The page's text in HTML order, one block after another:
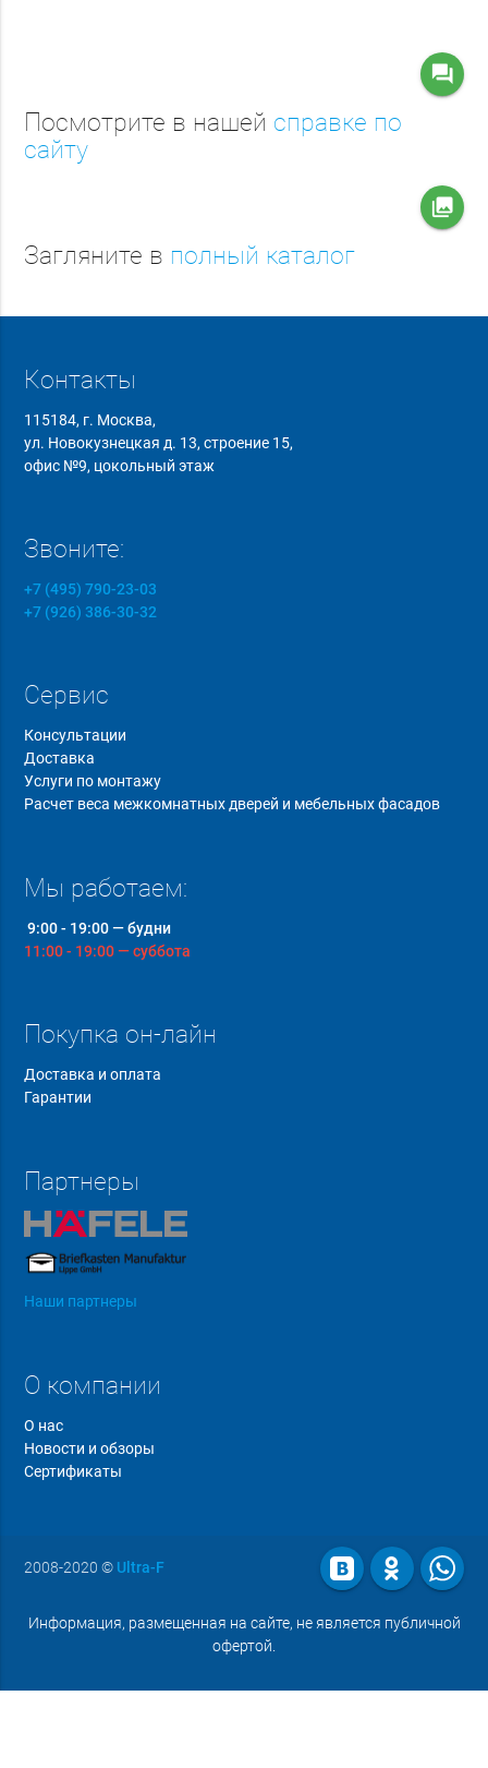
question_answer
Посмотрите в нашей справке по
сайту
collections
Загляните в полный каталог
Контакты
115184, г. Москва,
ул. Новокузнецкая д. 13, строение 15,
офис №9, цокольный этаж
Звоните:
+7 (495) 790-23-03
+7 (926) 386-30-32
Сервис
Консультации
Доставка
Услуги по монтажу
Расчет веса межкомнатных дверей и мебельных фасадов
Мы работаем:
9:00 - 19:00 — будни
11:00 - 19:00 — суббота
Покупка он-лайн
Доставка и оплата
Гарантии
Партнеры
Наши партнеры
О компании
О нас
Новости и обзоры
Сертификаты
2008-2020 © Ultra-F
Информация, размещенная на сайте, не является публичной
офертой.